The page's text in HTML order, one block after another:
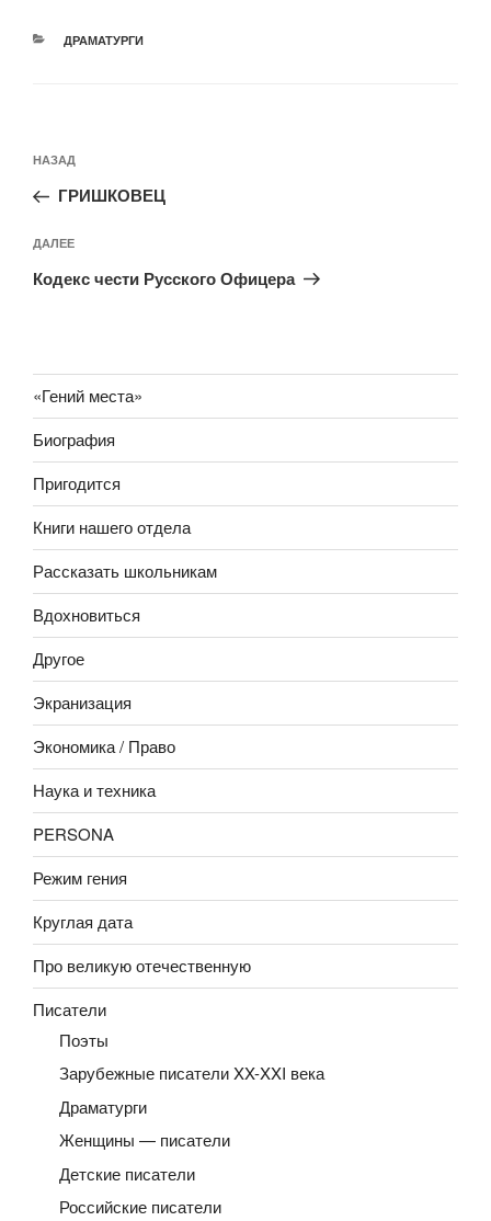
РУБРИКИ
ДРАМАТУРГИ
по
записям
Предыдущая
запись:
НАЗАД
ГРИШКОВЕЦ
Следующая
запись
ДАЛЕЕ
Кодекс чести Русского Офицера
«Гений места»
Биография
Пригодится
Книги нашего отдела
Рассказать школьникам
Вдохновиться
Другое
Экранизация
Экономика / Право
Наука и техника
PERSONA
Режим гения
Круглая дата
Про великую отечественную
Писатели
Поэты
Зарубежные писатели XX-XXI века
Драматурги
Женщины — писатели
Детские писатели
Российские писатели